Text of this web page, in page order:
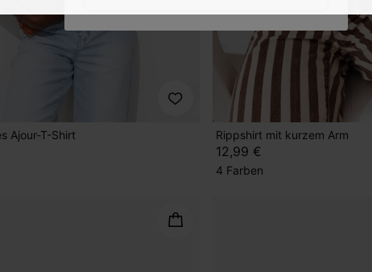
Ajour-T-Shirt Rippshirt mit kurzem Arm
12,99 €
4 Farben